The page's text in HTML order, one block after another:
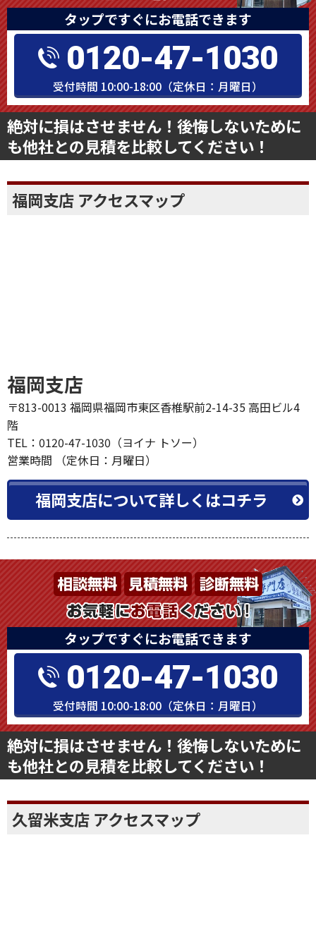
タップですぐにお電話できます
0120-47-1030
受付時間 10:00-18:00（定休日：月曜日）
絶対に損はさせません！後悔しないために
福岡支店
〒813-0013 福岡県福岡市東区香椎駅前2-14-35 高田ビル4
階
TEL：0120-47-1030（ヨイナ トソー）
営業時間 （定休日：月曜日）
福岡支店について詳しくはコチラ
タップですぐにお電話できます
0120-47-1030
受付時間 10:00-18:00（定休日：月曜日）
絶対に損はさせません！後悔しないために